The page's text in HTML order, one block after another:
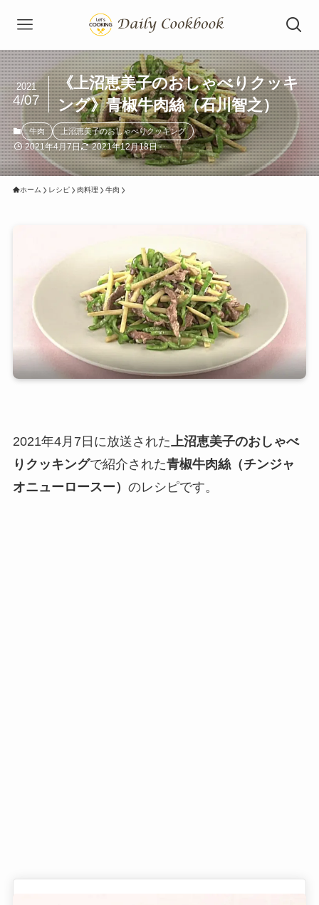
《上沼恵美子のおしゃべりクッキ
ング》青椒牛肉絲（石川智之）
2021
4/07
牛肉 上沼恵美子のおしゃべりクッキング
2021年4月7日 2021年12月18日
ホーム レシピ 肉料理 牛肉
2021年4月7日に放送された 上沼恵美子のおしゃべ
りクッキングで紹介された青椒牛肉絲（チンジャ
オニューロースー） のレシピです。